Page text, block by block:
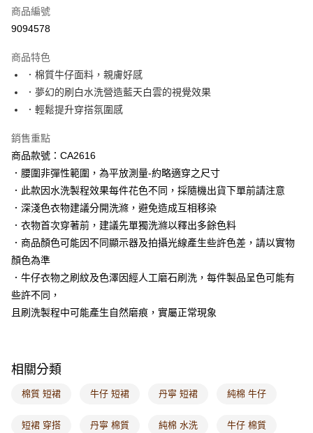
萊爾富取貨付款
付款後萊爾富取貨
每筆NT$60，滿NT$1,000(含以上)免運費
7-11取貨付款
每筆NT$60，滿NT$1,000(含以上)免運費
付款後7-11取貨
每筆NT$60，滿NT$1,000(含以上)免運費
宅配
每筆NT$120，滿NT$1,000(含以上)免運費
付款後門市自取
每筆NT$60，滿NT$1,000(含以上)免運費
海外配送-港/澳/新/馬/泰國專屬
海外配送-其他亞洲地區
商品編號
9094578
商品特色
．棉質牛仔面料，親膚好感
．夢幻的刷白水洗營造藍天白雲的視覺效果
．輕鬆提升穿搭氛圍感
銷售重點
商品款號：CA2616
．腰圍非彈性範圍，為平放測量-約略適穿之尺寸
．此款因水洗製程效果每件花色不同，採隨機出貨下單前請注意
．深淺色衣物建議分開洗滌，避免造成互相移染
．衣物首次穿著前，建議先單獨洗滌以釋出多餘色料
．商品顏色可能因不同顯示器及拍攝光線產生些許色差，請以實物
顏色為準
．牛仔衣物之刷紋及色澤因經人工磨石刷洗，每件製品呈色可能有
些許不同，
且刷洗製程中可能產生自然磨痕，實屬正常現象
相關分類
棉質 短裙 牛仔 短裙 丹寧 短裙 純棉 牛仔
短裙 穿搭 丹寧 棉質 純棉 水洗 牛仔 棉質